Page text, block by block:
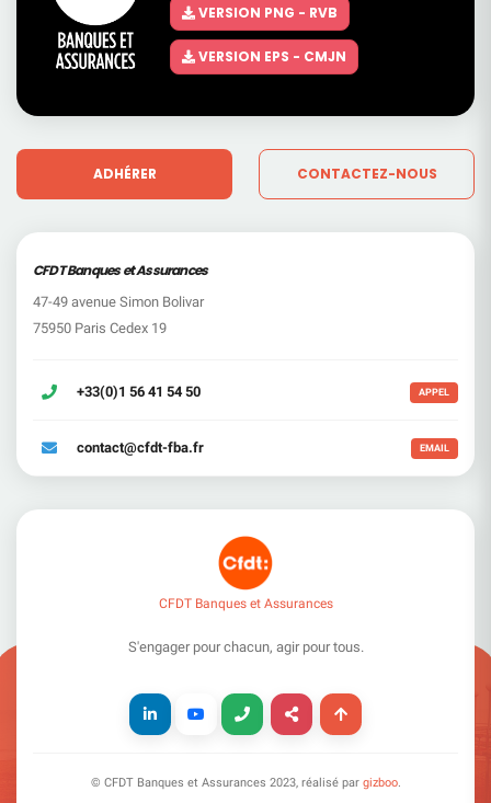
VERSION PNG - RVB
VERSION EPS - CMJN
ADHÉRER CONTACTEZ-NOUS
CFDT Banques et Assurances
47-49 avenue Simon Bolivar
75950 Paris Cedex 19
+33(0)1 56 41 54 50 APPEL
contact@cfdt-fba.fr EMAIL
CFDT Banques et Assurances
S'engager pour chacun, agir pour tous.
© CFDT Banques et Assurances 2023, réalisé par gizboo.